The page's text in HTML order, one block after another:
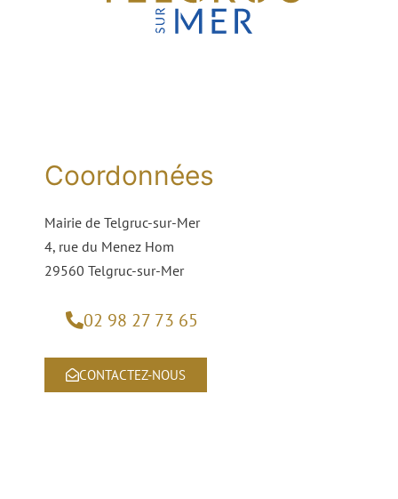
Coordonnées
Mairie de Telgruc-sur-Mer
4, rue du Menez Hom
29560 Telgruc-sur-Mer
02 98 27 73 65
CONTACTEZ-NOUS